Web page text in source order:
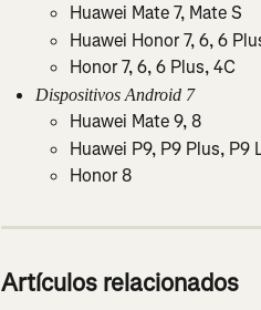
Huawei Mate 7, Mate S
Huawei Honor 7, 6, 6
Honor 7, 6, 6 Plus, 4C
Dispositivos Android 7
Huawei Mate 9, 8
Huawei P9, P9 Plus, P9
Honor 8
Artículos relacionados